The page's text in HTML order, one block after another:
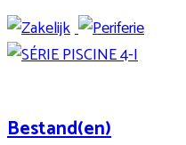
Bestand(en)